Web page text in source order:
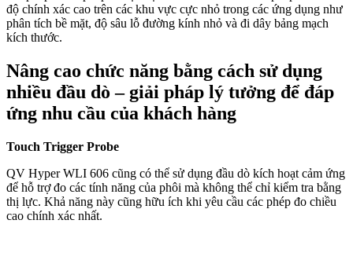
độ chính xác cao trên các khu vực cực nhỏ trong các ứng dụng như
phân tích bề mặt, độ sâu lỗ đường kính nhỏ và đi dây bảng mạch
kích thước.
Nâng cao chức năng bằng cách sử dụng
nhiều đầu dò – giải pháp lý tưởng để đáp
ứng nhu cầu của khách hàng
Touch Trigger Probe
QV Hyper WLI 606 cũng có thể sử dụng đầu dò kích hoạt cảm ứng
để hỗ trợ đo các tính năng của phôi mà không thể chỉ kiểm tra bằng
thị lực. Khả năng này cũng hữu ích khi yêu cầu các phép đo chiều
cao chính xác nhất.